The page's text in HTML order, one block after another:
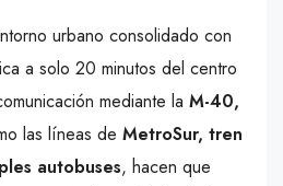
urbano consolidado con
a solo 20 minutos del centro
mediante la M-40,
las líneas de MetroSur, tren
autobuses, hacen que